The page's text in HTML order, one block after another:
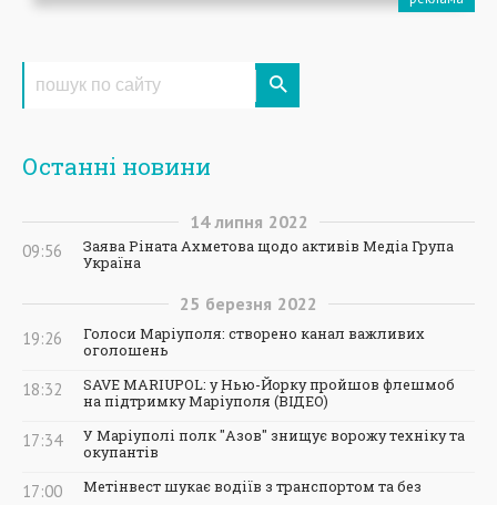
Останні новини
14 липня 2022
09:56
Заява Ріната Ахметова щодо активів Медіа Група
Україна
25 березня 2022
19:26
Голоси Маріуполя: створено канал важливих
оголошень
18:32
SAVE MARIUPOL: у Нью-Йорку пройшов флешмоб
на підтримку Маріуполя (ВІДЕО)
17:34
У Маріуполі полк "Азов" знищує ворожу техніку та
окупантів
17:00 Метінвест шукає водіїв з транспортом та без